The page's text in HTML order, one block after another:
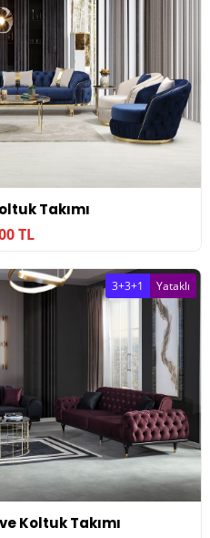
Takımı
TL
Koltuk Takımı
3+3+1 Yataklı